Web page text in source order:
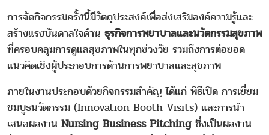
การจัดกิจกรรมครั้งนี้มีวัตถุประสงค์เพื่อส่งเสริมองค์ความรู้และ
สร้างแรงบันดาลใจด้าน ธุรกิจการพยาบาลและนวัตกรรมสุขภาพ
ที่ครอบคลุมการดูแลสุขภาพในทุกช่วงวัย รวมถึงการต่อยอด
แนวคิดเชิงผู้ประกอบการด้านการพยาบาลและสุขภาพ
ภายในงานประกอบด้วยกิจกรรมสำคัญ ได้แก่ พิธีเปิด การเยี่ยม
ชมบูธนวัตกรรม (Innovation Booth Visits) และการนำ
เสนอผลงาน Nursing Business Pitching ซึ่งเป็นผลงาน